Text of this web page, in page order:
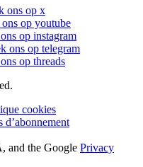
ons op x
op youtube
op instagram
ons op telegram
op threads
cookies
d’abonnement
and the Google Privacy